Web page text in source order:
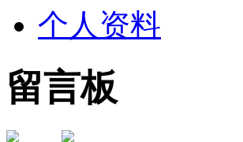
个人资料
留言板